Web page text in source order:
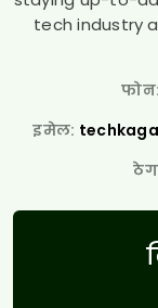
tech industry
फोन:
इमेल: